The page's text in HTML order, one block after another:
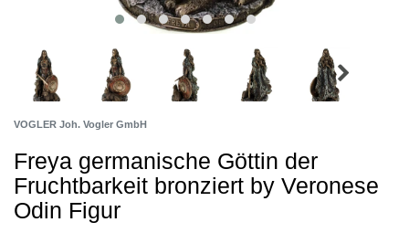
VOGLER Joh. Vogler GmbH
Freya germanische Göttin der
Fruchtbarkeit bronziert by Veronese
Odin Figur